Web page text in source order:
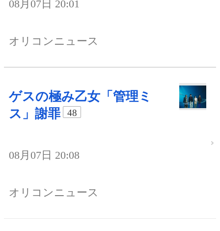
08月07日 20:01
オリコンニュース
ゲスの極み乙女「管理ミ
ス」謝罪
48
08月07日 20:08
オリコンニュース